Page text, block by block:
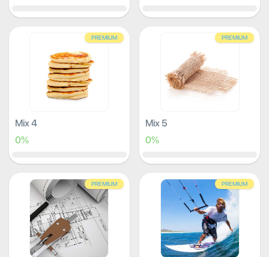
PREMIUM
Mix 4
0%
PREMIUM
Mix 5
0%
PREMIUM PREMIUM